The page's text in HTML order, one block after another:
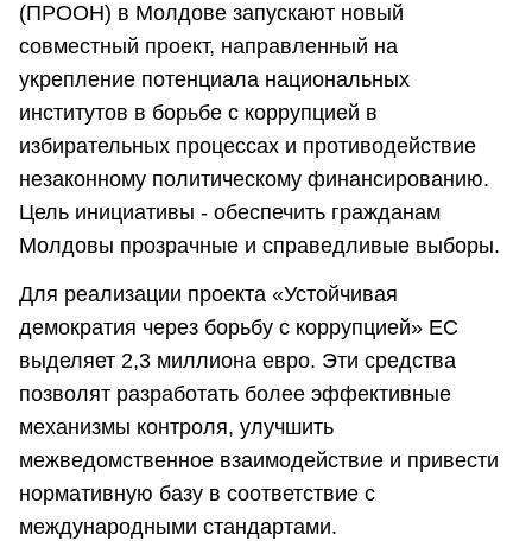
(ПРООН) в Молдове запускают новый
совместный проект, направленный на
укрепление потенциала национальных
институтов в борьбе с коррупцией в
избирательных процессах и противодействие
незаконному политическому финансированию.
Цель инициативы - обеспечить гражданам
Молдовы прозрачные и справедливые выборы.
Для реализации проекта «Устойчивая
демократия через борьбу с коррупцией» ЕС
выделяет 2,3 миллиона евро. Эти средства
позволят разработать более эффективные
механизмы контроля, улучшить
межведомственное взаимодействие и привести
нормативную базу в соответствие с
международными стандартами.